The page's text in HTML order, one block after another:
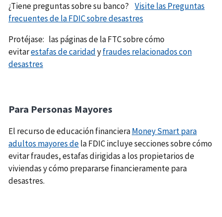
¿Tiene preguntas sobre su banco? Visite las Preguntas
frecuentes de la FDIC sobre desastres
Protéjase: las páginas de la FTC sobre cómo
evitarestafas de caridadyfraudes relacionados con
desastres
Para Personas Mayores
El recurso de educación financieraMoney Smart para
adultos mayores dela FDIC incluye secciones sobre cómo
evitar fraudes, estafas dirigidas a los propietarios de
viviendas y cómo prepararse financieramente para
desastres.